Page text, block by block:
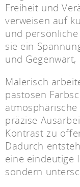
Freiheit und
verweisen auf
und
sie ein
und Gegenwart,
Malerisch
pastosen
präzise
Kontrast zu
Dadurch
eine eindeutige
sondern